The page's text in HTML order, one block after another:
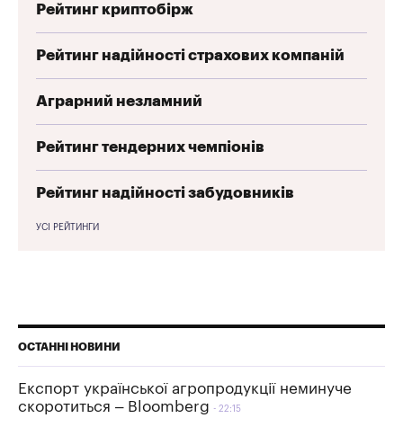
Рейтинг криптобірж
Рейтинг надійності страхових компаній
Аграрний незламний
Рейтинг тендерних чемпіонів
Рейтинг надійності забудовників
УСІ РЕЙТИНГИ
ОСТАННІ НОВИНИ
Експорт української агропродукції неминуче
скоротиться – Bloomberg
22:15